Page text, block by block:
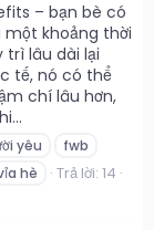
– bạn bè có
khoảng thời
trì lâu dài lại
tế, nó có thể
chí lâu hơn,
yêu
fwb
hè
Trả lời: 14